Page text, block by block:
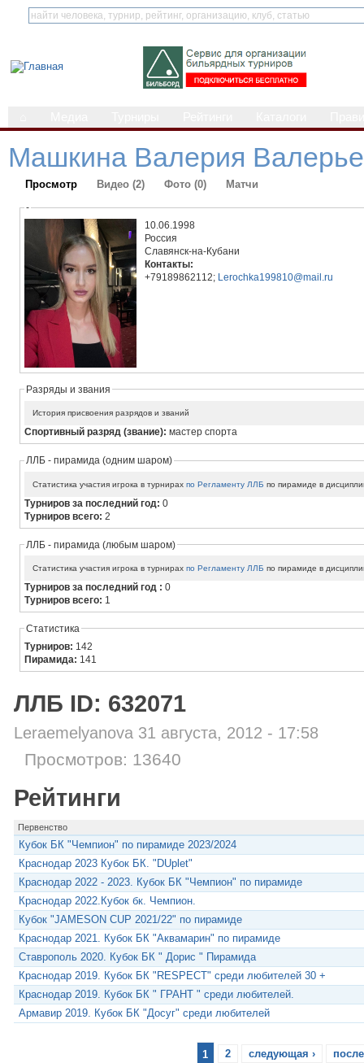
Машкина Валерия
Просмотр Видео (2) Фото (0) Матчи
-
10.06.1998
Россия
Славянск-на-Кубани
Контакты:
+79189862112; Lerochka199810@mail.ru
Разряды и звания
История присвоения разрядов и званий
Спортивный разряд (звание):мастер спорта
ЛЛБ - пирамида (одним шаром)
Статистика участия игрока в турнирахпо Регламенту ЛЛБ по пирамиде в
Турниров за последний год:0
Турниров всего:2
ЛЛБ - пирамида (любым шаром)
Статистика участия игрока в турнирахпо Регламенту ЛЛБ по пирамиде в
Турниров за последний год :0
Турниров всего: 1
Статистика
Турниров: 142
Пирамида: 141
ЛЛБ ID: 632071
Leraemelyanova 31 августа, 2012 - 17:58
Просмотров: 13640
Рейтинги
Первенство
Кубок БК "Чемпион" по пирамиде 2023/2024
Краснодар 2023 Кубок БК. "DUplet"
Краснодар 2022 - 2023. Кубок БК "Чемпион" по пирамиде
Краснодар 2022.Кубок бк. Чемпион.
Кубок "JAMESON CUP 2021/22" по пирамиде
Краснодар 2021. Кубок БК "Аквамарин" по пирамиде
Ставрополь 2020. Кубок БК " Дорис " Пирамида
Краснодар 2019. Кубок БК "RESPECT" среди любителей 30 +
Краснодар 2019. Кубок БК " ГРАНТ " среди любителей.
Армавир 2019. Кубок БК "Досуг" среди любителей
1 2 следующая ›